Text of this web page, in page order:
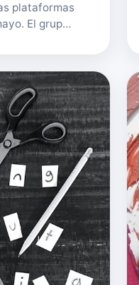
plataformas
El grup…